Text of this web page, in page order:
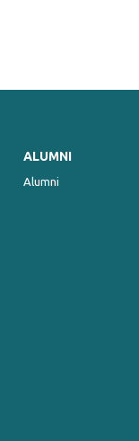
ALUMNI
Alumni